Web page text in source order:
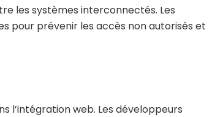
les systèmes interconnectés. Les
pour prévenir les accès non autorisés et
l’intégration web. Les développeurs